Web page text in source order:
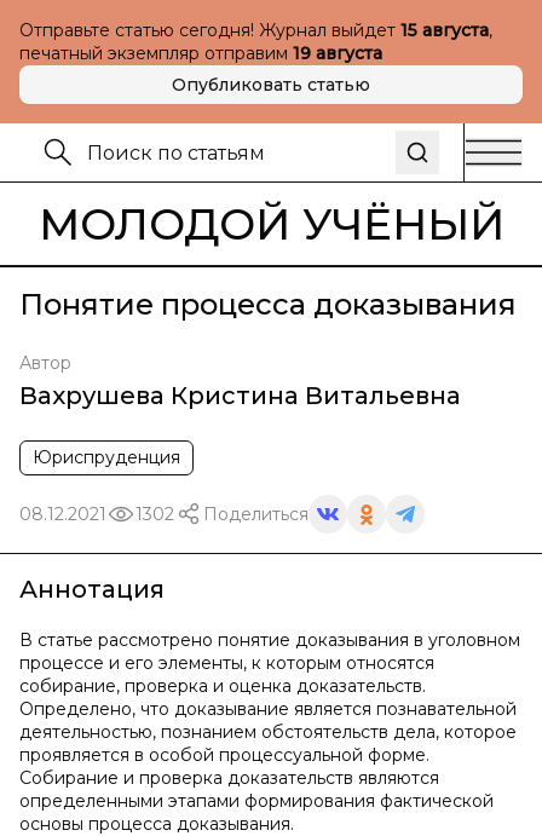
Отправьте статью сегодня! Журнал выйдет 15 августа,
печатный экземпляр отправим 19 августа
Опубликовать статью
МОЛОДОЙ УЧЁНЫЙ
Понятие процесса доказывания
Автор
Вахрушева Кристина Витальевна
Юриспруденция
08.12.2021 1302 Поделиться
Аннотация
В статье рассмотрено понятие доказывания в уголовном
процессе и его элементы, к которым относятся
собирание, проверка и оценка доказательств.
Определено, что доказывание является познавательной
деятельностью, познанием обстоятельств дела, которое
проявляется в особой процессуальной форме.
Собирание и проверка доказательств являются
определенными этапами формирования фактической
основы процесса доказывания.